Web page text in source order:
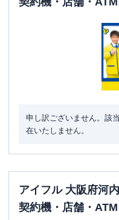
申し訳ございません。該
在いたしません。
アイフル 大阪府河
契約機・店舗・